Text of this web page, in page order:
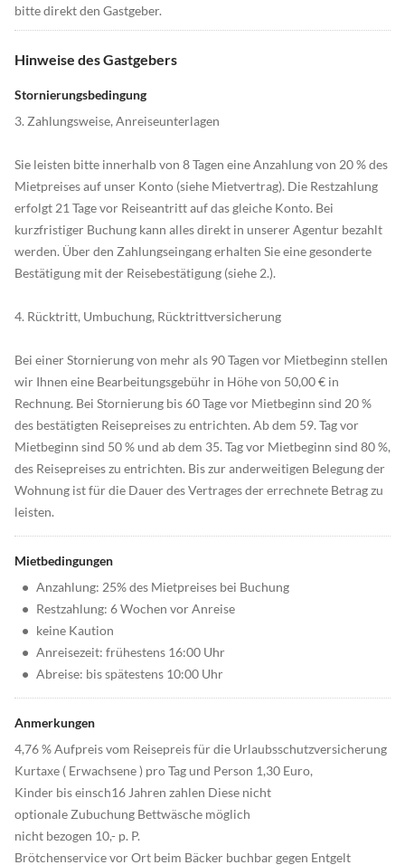
bitte direkt den Gastgeber.
Hinweise des Gastgebers
Stornierungsbedingung
3. Zahlungsweise, Anreiseunterlagen
Sie leisten bitte innerhalb von 8 Tagen eine Anzahlung von 20 % des
Mietpreises auf unser Konto (siehe Mietvertrag). Die Restzahlung
erfolgt 21 Tage vor Reiseantritt auf das gleiche Konto. Bei
kurzfristiger Buchung kann alles direkt in unserer Agentur bezahlt
werden. Über den Zahlungseingang erhalten Sie eine gesonderte
Bestätigung mit der Reisebestätigung (siehe 2.).
4. Rücktritt, Umbuchung, Rücktrittversicherung
Bei einer Stornierung von mehr als 90 Tagen vor Mietbeginn stellen
wir Ihnen eine Bearbeitungsgebühr in Höhe von 50,00 € in
Rechnung. Bei Stornierung bis 60 Tage vor Mietbeginn sind 20 %
des bestätigten Reisepreises zu entrichten. Ab dem 59. Tag vor
Mietbeginn sind 50 % und ab dem 35. Tag vor Mietbeginn sind 80 %,
des Reisepreises zu entrichten. Bis zur anderweitigen Belegung der
Wohnung ist für die Dauer des Vertrages der errechnete Betrag zu
leisten.
Mietbedingungen
• Anzahlung: 25% des Mietpreises bei Buchung
• Restzahlung: 6 Wochen vor Anreise
• keine Kaution
• Anreisezeit: frühestens 16:00 Uhr
• Abreise: bis spätestens 10:00 Uhr
Anmerkungen
4,76 % Aufpreis vom Reisepreis für die Urlaubsschutzversicherung
Kurtaxe ( Erwachsene ) pro Tag und Person 1,30 Euro,
Kinder bis einsch16 Jahren zahlen Diese nicht
optionale Zubuchung Bettwäsche möglich
nicht bezogen 10,- p. P.
Brötchenservice vor Ort beim Bäcker buchbar gegen Entgelt